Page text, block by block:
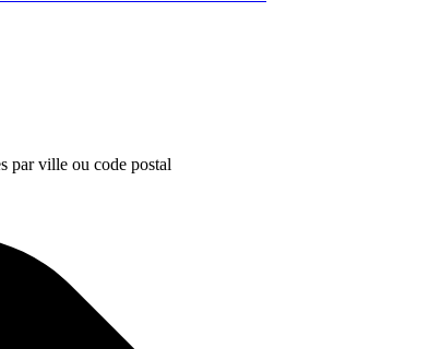
par ville ou code postal